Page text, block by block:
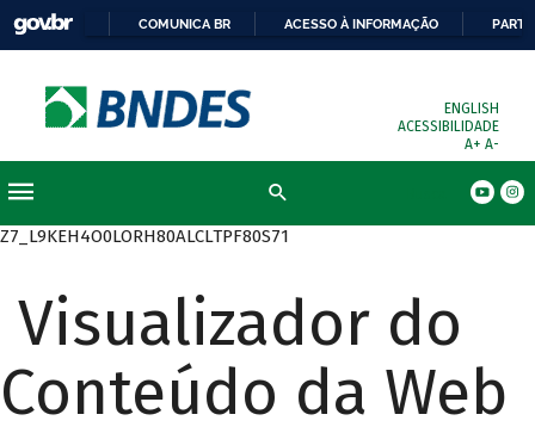
COMUNICA BR ACESSO À INFORMAÇÃO
ENGLISH
ACESSIBILIDADE
A+ A-
Z7_L9KEH4O0LORH80ALCLTPF80S71
Visualizador do
Conteúdo da Web